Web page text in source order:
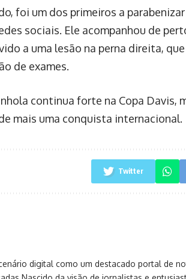
foi um dos primeiros a
sociais. Ele acompanhou de
a uma lesão na perna direita,
de exames.
continua forte na Copa Davis,
mais uma conquista internacional.
Twitter
digital como um destacado portal de